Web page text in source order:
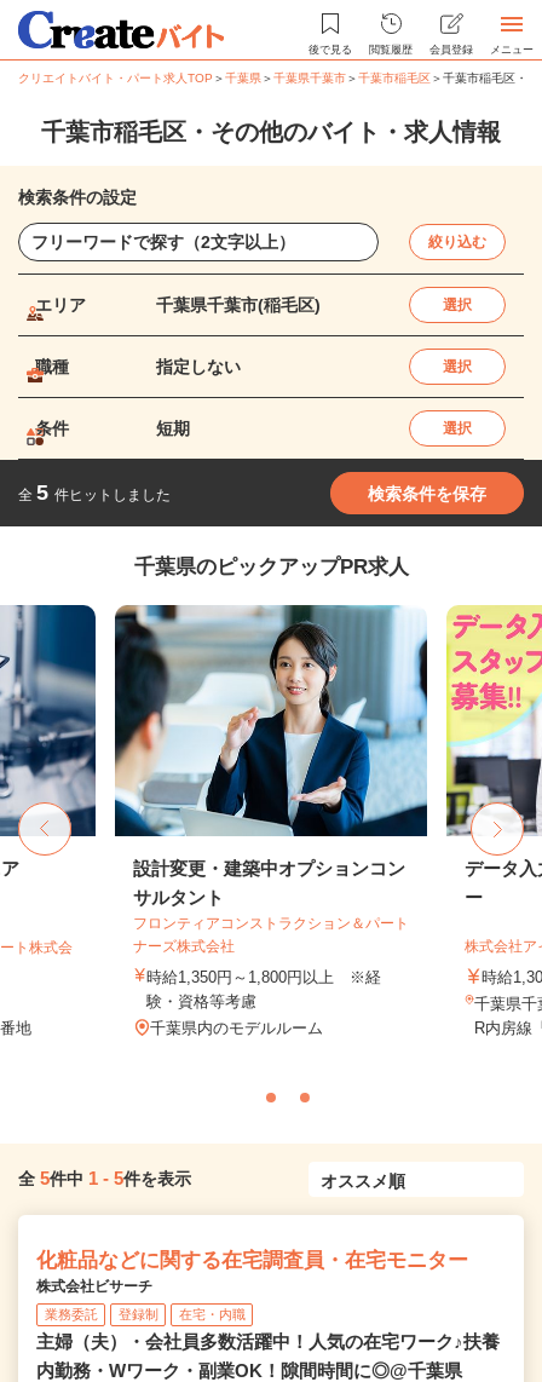
後で見る 閲覧履歴 会員登録 メニュー
クリエイトバイト・パート求人TOP ＞千葉県＞千葉県千葉市＞千葉市稲毛区＞千葉市稲毛区・
千葉市稲毛区・その他のバイト・求人情報
検索条件の設定
絞り込む
エリア 千葉県千葉市(稲毛区) 選択
職種 指定しない 選択
条件 短期 選択
全 5 件ヒットしました 検索条件を保存
千葉県のピックアップPR求人
ト株式会
地
設計変更・建築中オプションコン
サルタント
フロンティアコンストラクション＆パート
ナーズ株式会社
時給1,350円～1,800円以上 ※経
験・資格等考慮
千葉県内のモデルルーム
データ入
ー
株式会社ア
時給
千葉県千
R内房線
全 5件中 1 - 5件を表示
化粧品などに関する在宅調査員・在宅モニター
株式会社ビサーチ
業務委託 登録制 在宅・内職
主婦（夫）・会社員多数活躍中！人気の在宅ワーク♪扶養
内勤務・Wワーク・副業OK！隙間時間に◎@千葉県